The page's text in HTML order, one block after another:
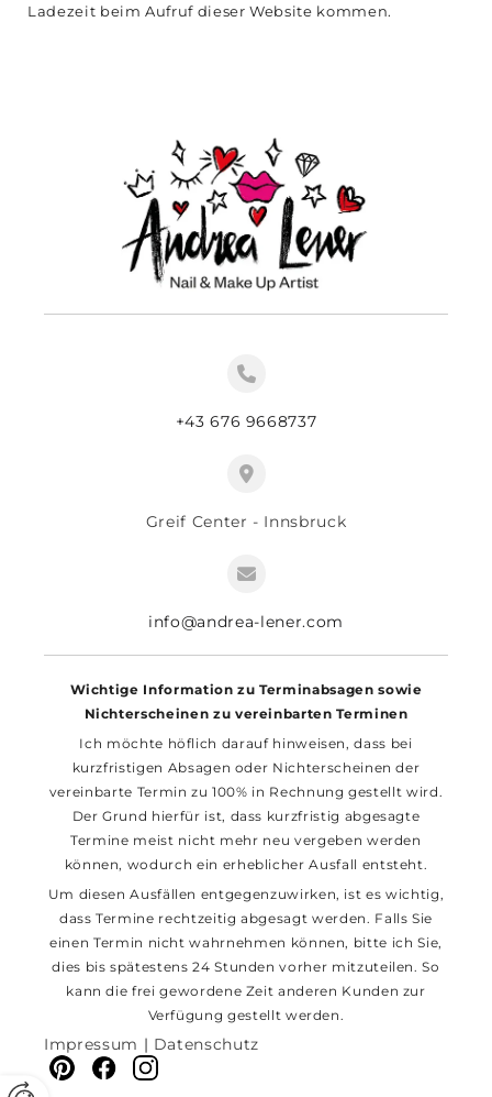
Ladezeit beim Aufruf dieser Website kommen.
+43 676 9668737
Greif Center - Innsbruck
info@andrea-lener.com
Wichtige Information zu Terminabsagen sowie
Nichterscheinen zu vereinbarten Terminen
Ich möchte höflich darauf hinweisen, dass bei
kurzfristigen Absagen oder Nichterscheinen der
vereinbarte Termin zu 100% in Rechnung gestellt wird.
Der Grund hierfür ist, dass kurzfristig abgesagte
Termine meist nicht mehr neu vergeben werden
können, wodurch ein erheblicher Ausfall entsteht.
Um diesen Ausfällen entgegenzuwirken, ist es wichtig,
dass Termine rechtzeitig abgesagt werden. Falls Sie
einen Termin nicht wahrnehmen können, bitte ich Sie,
dies bis spätestens 24 Stunden vorher mitzuteilen. So
kann die frei gewordene Zeit anderen Kunden zur
Verfügung gestellt werden.
Impressum | Datenschutz